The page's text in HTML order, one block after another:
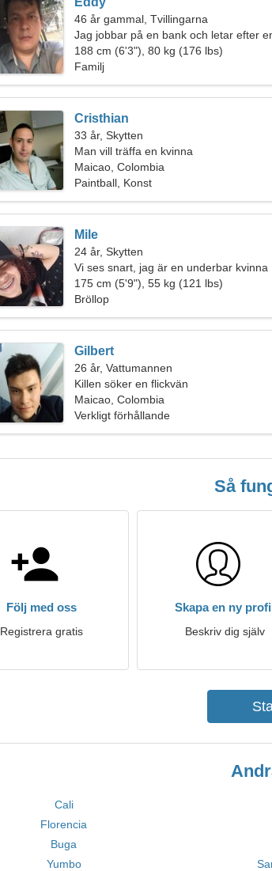
46 år gammal, Tvillingarna
Jag jobbar på en bank och letar efter
fantastisk kvinna
188 cm (6'3"), 80 kg (176 lbs)
Familj
Cristhian
33 år, Skytten
Man vill träffa en kvinna
Maicao, Colombia
Paintball, Konst
Mile
24 år, Skytten
Vi ses snart, jag är en underbar kvinna
175 cm (5'9"), 55 kg (121 lbs)
Bröllop
Gilbert
26 år, Vattumannen
Killen söker en flickvän
Maicao, Colombia
Verkligt förhållande
Så
Följ med oss
Registrera gratis
Skapa en ny
Beskriv dig själv
Cali
Florencia
Buga
Yumbo